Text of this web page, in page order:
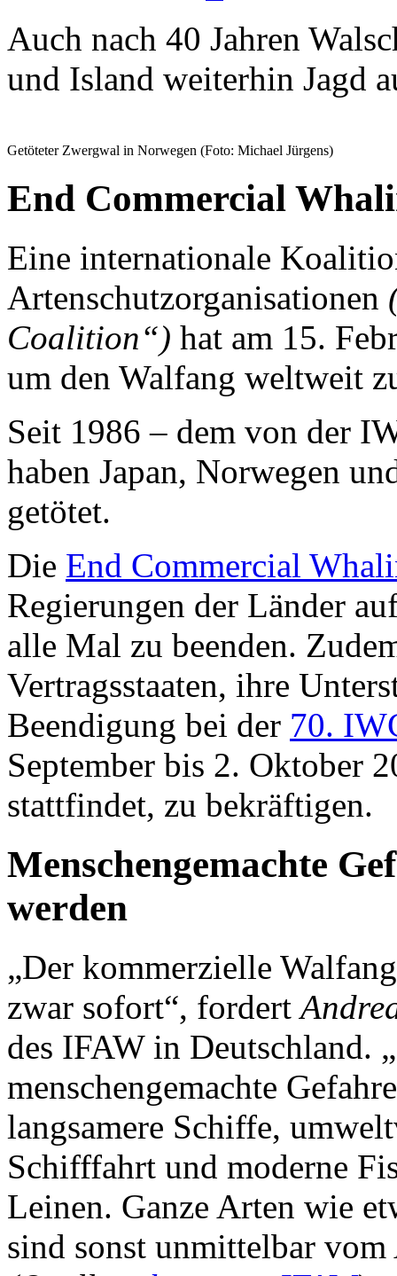
Auch nach 40 Jahren
und Island weiterhin Jagd
Getöteter Zwergwal in Norwegen (Foto: Michael Jürgens)
End Commercial
Eine internationale
Artenschutzorganisationen
Coalition“) hat am 15.
um den Walfang weltweit
Seit 1986 – dem von der
haben Japan, Norwegen
getötet.
Die End Commercial
Regierungen der Länder
alle Mal zu beenden.
Vertragsstaaten, ihre
Beendigung bei der 70.
September bis 2. Oktober
stattfindet, zu bekräftigen.
Menschengemachte
werden
„Der kommerzielle
zwar sofort“, fordert
des IFAW in Deutschland.
menschengemachte
langsamere Schiffe,
Schifffahrt und moderne
Leinen. Ganze Arten wie
sind sonst unmittelbar vom